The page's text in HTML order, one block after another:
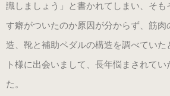
識しましょう」と書かれてしまい、そも
す癖がついたのか原因が分からず、筋肉
造、靴と補助ペダルの構造を調べていた
ト様に出会いまして、長年悩まされて
た。